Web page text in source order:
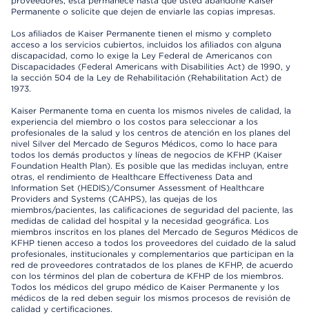
Permanente o solicite que dejen de enviarle las copias impresas.
Los afiliados de Kaiser Permanente tienen el mismo y completo
acceso a los servicios cubiertos, incluidos los afiliados con alguna
discapacidad, como lo exige la Ley Federal de Americanos con
Discapacidades (Federal Americans with Disabilities Act) de 1990, y
la sección 504 de la Ley de Rehabilitación (Rehabilitation Act) de
1973.
Kaiser Permanente toma en cuenta los mismos niveles de calidad, la
experiencia del miembro o los costos para seleccionar a los
profesionales de la salud y los centros de atención en los planes del
nivel Silver del Mercado de Seguros Médicos, como lo hace para
todos los demás productos y líneas de negocios de KFHP (Kaiser
Foundation Health Plan). Es posible que las medidas incluyan, entre
otras, el rendimiento de Healthcare Effectiveness Data and
Information Set (HEDIS)/Consumer Assessment of Healthcare
Providers and Systems (CAHPS), las quejas de los
miembros/pacientes, las calificaciones de seguridad del paciente, las
medidas de calidad del hospital y la necesidad geográfica. Los
miembros inscritos en los planes del Mercado de Seguros Médicos de
KFHP tienen acceso a todos los proveedores del cuidado de la salud
profesionales, institucionales y complementarios que participan en la
red de proveedores contratados de los planes de KFHP, de acuerdo
con los términos del plan de cobertura de KFHP de los miembros.
Todos los médicos del grupo médico de Kaiser Permanente y los
médicos de la red deben seguir los mismos procesos de revisión de
calidad y certificaciones.